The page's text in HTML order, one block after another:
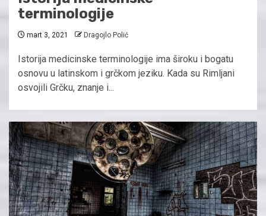
terminologije
mart 3, 2021 Dragojlo Polić
Istorija medicinske terminologije ima široku i bogatu
osnovu u latinskom i grčkom jeziku. Kada su Rimljani
osvojili Grčku, znanje i...